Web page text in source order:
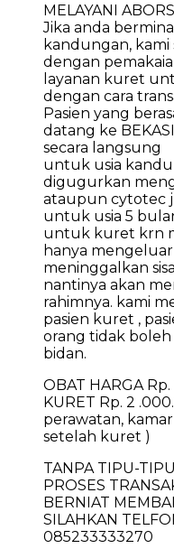
MELAYANI
Jika anda
kandungan,
dengan
layanan kuret
dengan cara
Pasien yang
datang ke
secara langsung
untuk usia
digugurkan
ataupun cytotec
untuk usia 5
untuk kuret krn
hanya
meninggalkan
nantinya akan
rahimnya. kami
pasien kuret ,
orang tidak
bidan.
OBAT HARGA
KURET Rp. 2
perawatan,
setelah kuret )
TANPA TIPU-TIPU
PROSES
BERNIAT
SILAHKAN
085233333270